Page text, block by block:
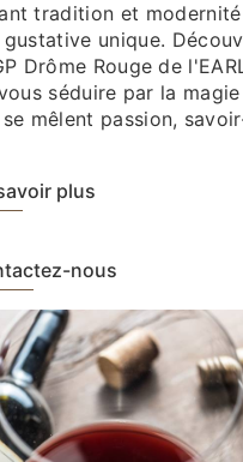
tradition et
unique.
Drôme Rouge de
séduire par la
mêlent passion,
plus
nous